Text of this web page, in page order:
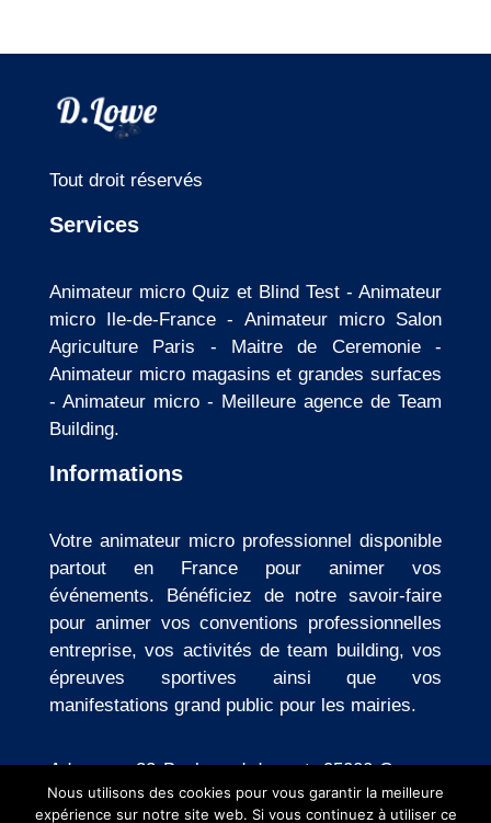
Tout droit réservés
Services
Animateur micro Quiz et Blind Test - Animateur
micro Ile-de-France - Animateur micro Salon
Agriculture Paris
- Maitre de Ceremonie
-
Animateur micro magasins et grandes surfaces
- Animateur micro - Meilleure agence de Team
Building.
Informations
Votre animateur micro professionnel disponible
partout en France pour animer vos
événements. Bénéficiez de notre savoir-faire
pour animer vos conventions professionnelles
entreprise, vos activités de team building, vos
épreuves sportives ainsi que vos
manifestations grand public pour les mairies.
Adresse : 32 Boulevard du port, 95000 Cergy -
Mentions légales - Politique de confidentialité
Nous utilisons des cookies pour vous garantir la meilleure
expérience sur notre site web. Si vous continuez à utiliser ce